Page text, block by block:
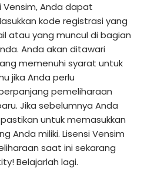
Anda dapat
kode registrasi yang
atau yang muncul di bagian
Anda akan ditawari
memenuhi syarat untuk
jika Anda perlu
pemeliharaan
Jika sebelumnya Anda
untuk memasukkan
Anda miliki. Lisensi Vensim
saat ini sekarang
Belajarlah lagi.